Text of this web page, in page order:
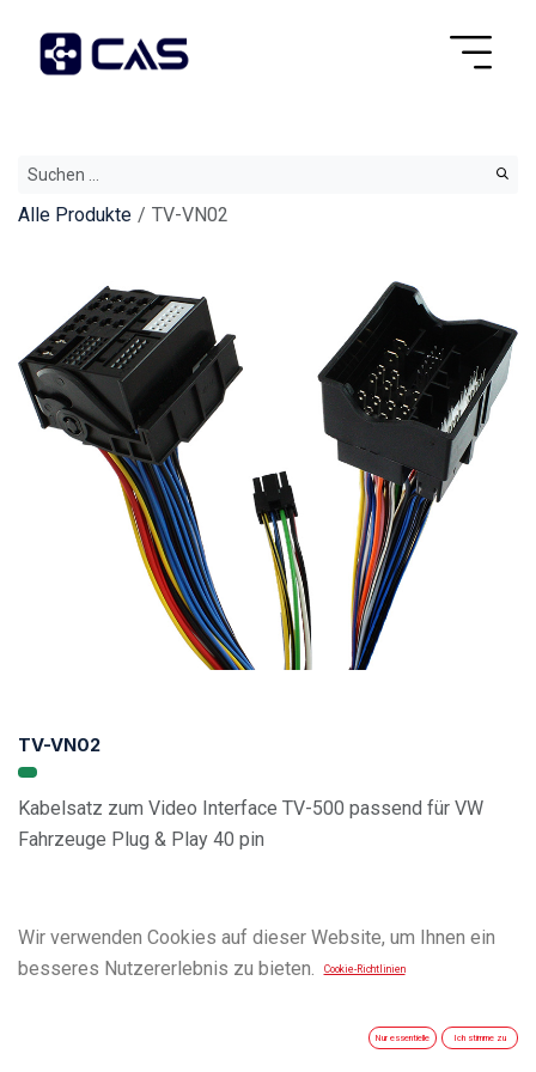
Alle Produkte TV-VN02
TV-VN02
Kabelsatz zum Video Interface TV-500 passend für VW
Fahrzeuge Plug & Play 40 pin
Wir verwenden Cookies auf dieser Website, um Ihnen ein
besseres Nutzererlebnis zu bieten.
Cookie-Richtlinien
Nur essentielle Ich stimme zu